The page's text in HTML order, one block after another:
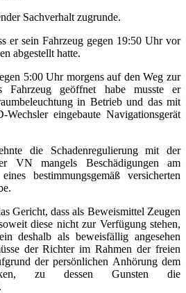
Sachverhalt zugrunde.
er sein Fahrzeug gegen 19:50 Uhr vor
abgestellt hatte.
5:00 Uhr morgens auf den Weg zur
Fahrzeug geöffnet habe musste er
in Betrieb und das mit
eingebaute Navigationsgerät
die Schadenregulierung mit der
VN mangels Beschädigungen am
bestimmungsgemäß versicherten
Gericht, dass als Beweismittel Zeugen
diese nicht zur Verfügung stehen,
deshalb als beweisfällig angesehen
der Richter im Rahmen der freien
der persönlichen Anhörung dem
zu dessen Gunsten die